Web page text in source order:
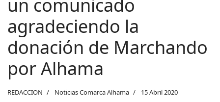
un comunicado
agradeciendo la
donación de Marchando
por Alhama
REDACCION Noticias Comarca Alhama 15 Abril 2020